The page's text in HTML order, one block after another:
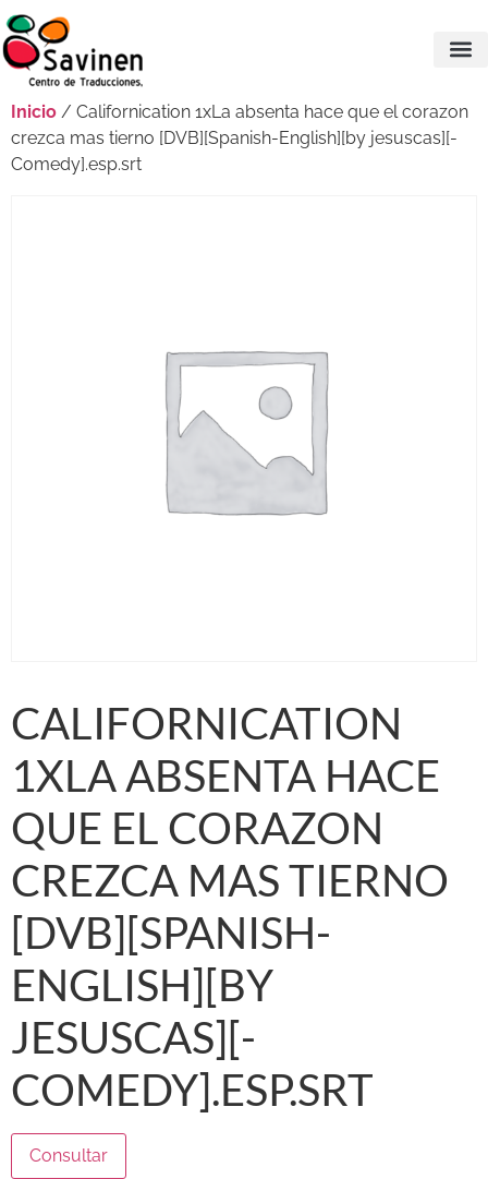
Inicio / Californication 1xLa absenta hace que el corazon
crezca mas tierno [DVB][Spanish-English][by jesuscas][-
Comedy].esp.srt
CALIFORNICATION
1XLA ABSENTA HACE
QUE EL CORAZON
CREZCA MAS TIERNO
[DVB][SPANISH-
ENGLISH][BY
JESUSCAS][-
COMEDY].ESP.SRT
Consultar